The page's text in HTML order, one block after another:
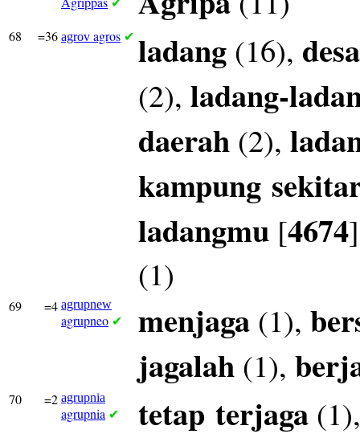
✔
68 =36 agrov agros ✔ ladang (16), desa
(2), ladang-
daerah (2),
kampung
ladangmu [4674
(1)
69 =4 agrupnew
agrupneo ✔ menjaga (1),
jagalah (1),
70 =2 agrupnia
agrupnia ✔ tetap terjaga